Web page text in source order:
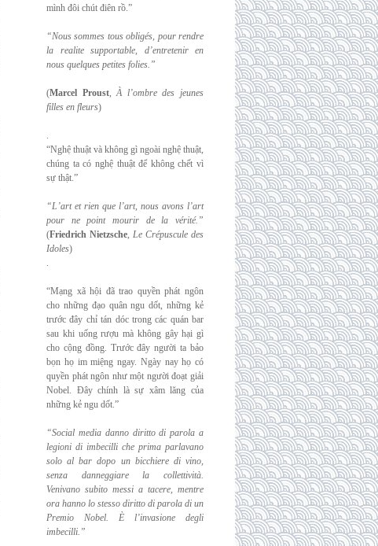
mình đôi chút điên rồ.”
“Nous sommes tous obligés, pour rendre
la realite supportable, d’entretenir en
nous quelques petites folies.”
(Marcel Proust,À l’ombre des jeunes
filles en fleurs)
.
“Nghệ thuật và không gì ngoài nghệ thuật,
chúng ta có nghệ thuật để không chết vì
sự thật.”
“L’art et rien que l’art, nous avons l’art
pour ne point mourir de la vérité.”
(Friedrich Nietzsche, Le Crépuscule des
Idoles)
.
“Mạng xã hội đã trao quyền phát ngôn
cho những đạo quân ngu dốt, những kẻ
trước đây chỉ tán dóc trong các quán bar
sau khi uống rượu mà không gây hại gì
cho cộng đồng. Trước đây người ta bảo
bọn họ im miệng ngay. Ngày nay họ có
quyền phát ngôn như một người đoạt giải
Nobel. Đây chính là sự xâm lăng của
những kẻ ngu dốt.”
“Social media danno diritto di parola a
legioni di imbecilli che prima parlavano
solo albar dopo un bicchiere di vino,
senza danneggiare la collettività.
Venivano subito messi a tacere, mentre
ora hanno lo stesso diritto di parola di un
Premio Nobel. È l’invasione degli
imbecilli.”